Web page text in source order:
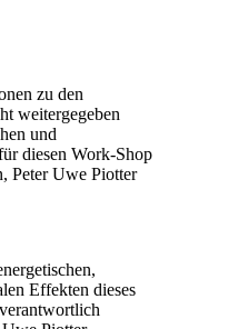
zu den
weitergegeben
und
diesen Work-Shop
Peter Uwe Piotter
Effekten dieses